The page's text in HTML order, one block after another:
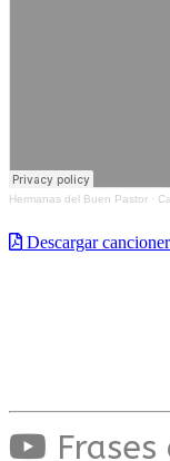
Hermanas del Buen Pastor ·
Descargar